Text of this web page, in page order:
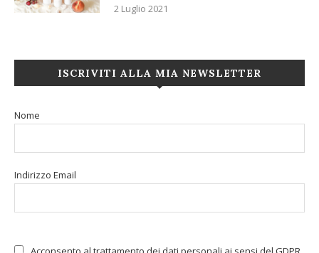
2 Luglio 2021
ISCRIVITI ALLA MIA NEWSLETTER
Nome
Indirizzo Email